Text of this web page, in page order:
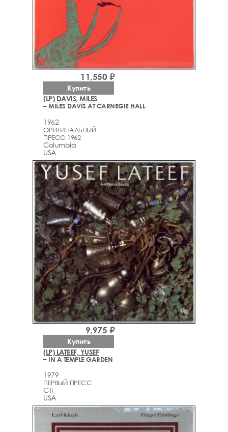
(LP) DAVIS, MILES
– MILES DAVIS AT CARNEGIE HALL
1962
ОРИГИНАЛЬНЫЙ
ПРЕСС 1962
Columbia
USA
11,550 ₽
Купить
(LP) LATEEF, YUSEF
– IN A TEMPLE GARDEN
1979
ПЕРВЫЙ ПРЕСС
CTI
USA
9,975 ₽
Купить